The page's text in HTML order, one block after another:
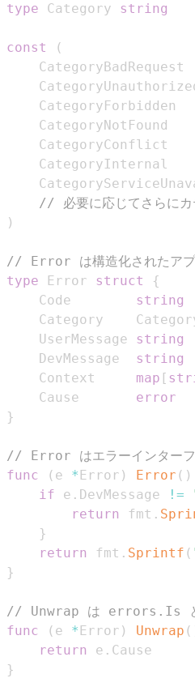
type Category string
const
(
CategoryBadRequest
CategoryForbidden
CategoryNotFound
CategoryConflict
CategoryInternal
// 必要に応じてさらにカ
)
// Error は構造化されたアプ
type Error struct
{
	Code
string
Category
	UserMessage
string
	DevMessage
string
	Context
map [
	Cause
error
}
// Error はエラーインターフ
func
( e * Error ) Error ( )
if e . DevMessage !=
return
fmt .
}
return
fmt . Sprintf (
}
// Unwrap は errors.Is と
func
( e * Error ) Unwrap (
return
e .
}